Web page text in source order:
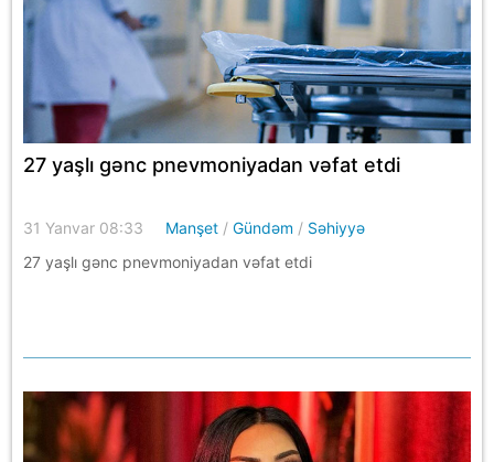
27 yaşlı gənc pnevmoniyadan vəfat etdi
31 Yanvar 08:33 Manşet /Gündəm / Səhiyyə
27 yaşlı gənc pnevmoniyadan vəfat etdi